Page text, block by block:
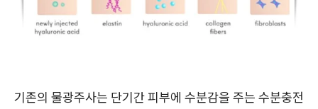
기존의 물광주사는 단기간 피부에 수분감을 주는 수분충전